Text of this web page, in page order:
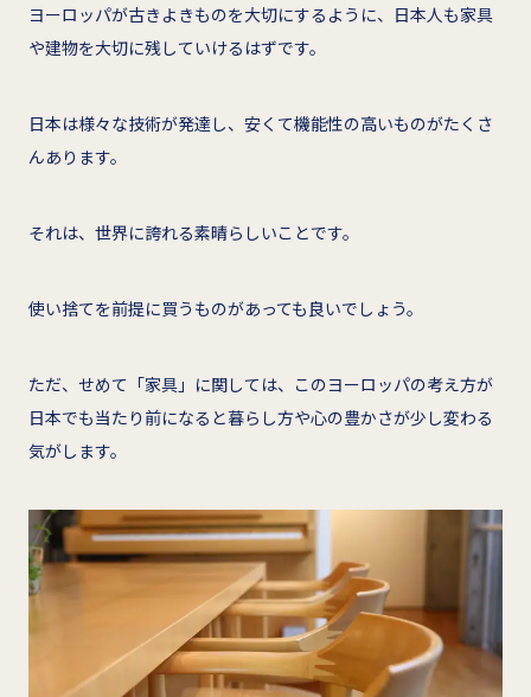
ヨーロッパが古きよきものを大切にするように、日本人も家具
や建物を大切に残していけるはずです。
日本は様々な技術が発達し、安くて機能性の高いものがたくさ
んあります。
それは、世界に誇れる素晴らしいことです。
使い捨てを前提に買うものがあっても良いでしょう。
ただ、せめて「家具」に関しては、このヨーロッパの考え方が
日本でも当たり前になると暮らし方や心の豊かさが少し変わる
気がします。